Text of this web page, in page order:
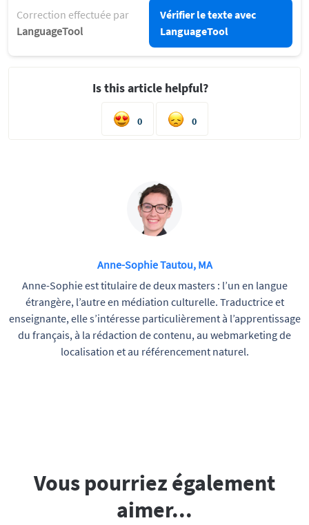
Correction effectuée par
LanguageTool
Vérifier le texte avec
LanguageTool
Is this article helpful?
0 0
Anne-Sophie Tautou, MA
Anne-Sophie est titulaire de deux masters : l’un en langue
étrangère, l’autre en médiation culturelle. Traductrice et
enseignante, elle s’intéresse particulièrement à l’apprentissage
du français, à la rédaction de contenu, au webmarketing de
localisation et au référencement naturel.
Vous pourriez également
aimer...